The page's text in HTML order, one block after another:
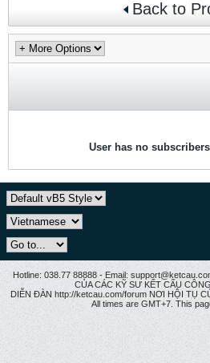
Back to
User has no
Hotline: 038.77 88888 - Email:
CỦA CÁC KỸ SƯ KẾT CẤU
DIỄN ĐÀN http://ketcau.com/forum NƠI HỘI TỤ
All times are GMT+7. This